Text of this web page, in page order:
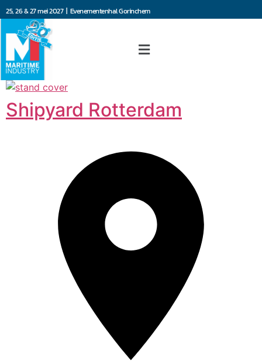
25, 26 & 27 mei 2027 | Evenementenhal Gorinchem
Shipyard Rotterdam